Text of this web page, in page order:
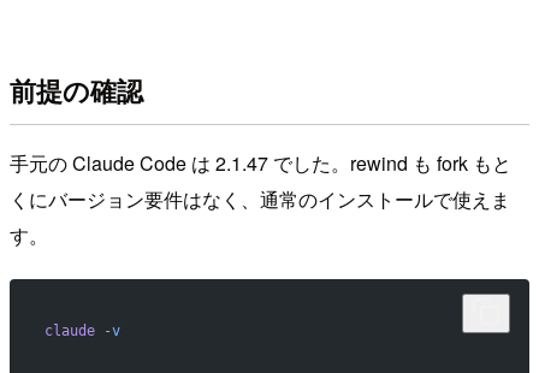
前提の確認
手元の Claude Code は 2.1.47 でした。rewind も fork もと
くにバージョン要件はなく、通常のインストールで使えま
す。
claude -v